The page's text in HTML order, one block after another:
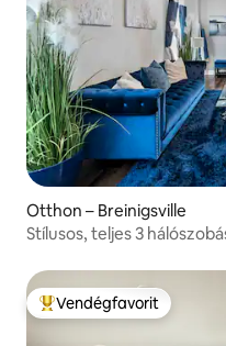
Otthon – Breinigsville
Stílusos, teljes 3
Kiemelt vendégfavorit
Vendégfavorit